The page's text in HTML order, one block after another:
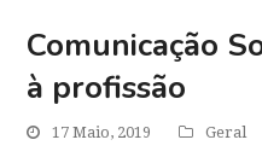
Comunicação
à profissão
17 Maio, 2019 Geral